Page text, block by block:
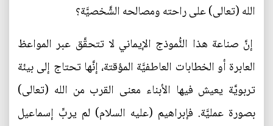
الله (تعالى) على راحته ومصالحه الشَّخصيَّة؟
إنَّ صناعة هذا النُّموذج الإيماني لا تتحقَّق عبر المواعظ
العابرة أو الخطابات العاطفيَّة المؤقتة، إنَّها تحتاج إلى بيئة
تربويَّة يعيش فيها الأبناء معنى القرب من الله (تعالى)
بصورة عمليَّة. فإبراهيم (عليه السلام) لم يربِّ إسماعيل